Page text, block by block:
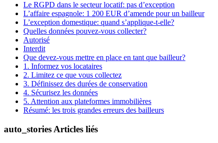
Le RGPD dans le secteur locatif: pas d’exception
L’affaire espagnole: 1 200 EUR d’amende pour un bailleur
L’exception domestique: quand s’applique-t-elle?
Quelles données pouvez-vous collecter?
Autorisé
Interdit
Que devez-vous mettre en place en tant que bailleur?
1. Informez vos locataires
2. Limitez ce que vous collectez
3. Définissez des durées de conservation
4. Sécurisez les données
5. Attention aux plateformes immobilières
Résumé: les trois grandes erreurs des bailleurs
auto_stories Articles liés